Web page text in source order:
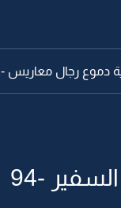
دموع رجال معاريس -41
-94